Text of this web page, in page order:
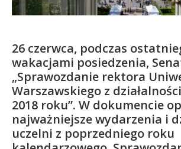
26 czerwca, podczas
wakacjami posiedzenia,
„Sprawozdanie rektora
Warszawskiego z
2018 roku”. W dokumencie
najważniejsze wydarzenia i
uczelni z poprzedniego roku